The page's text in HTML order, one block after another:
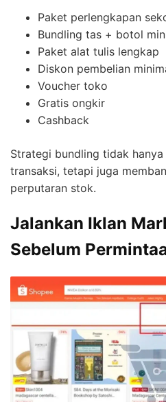
Paket perlengkapan
Bundling tas + botol
Paket alat tulis lengkap
Diskon pembelian
Voucher toko
Gratis ongkir
Cashback
Strategi bundling tidak
transaksi, tetapi juga
perputaran stok.
Jalankan Iklan
Sebelum